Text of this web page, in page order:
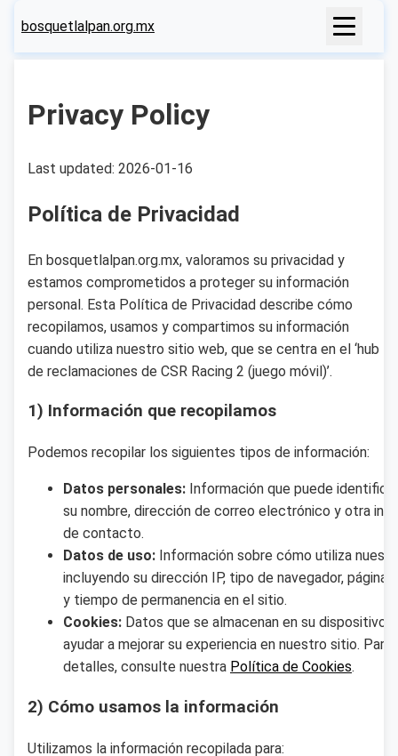
bosquetlalpan.org.mx
Privacy Policy
Last updated: 2026-01-16
Política de Privacidad
En bosquetlalpan.org.mx, valoramos su privacidad y
estamos comprometidos a proteger su información
personal. Esta Política de Privacidad describe cómo
recopilamos, usamos y compartimos su información
cuando utiliza nuestro sitio web, que se centra en el ‘hub
de reclamaciones de CSR Racing 2 (juego móvil)’.
1) Información que recopilamos
Podemos recopilar los siguientes tipos de información:
Datos personales: Información que puede
su nombre, dirección de correo electrónico y otra
de contacto.
Datos de uso: Información sobre cómo utiliza
incluyendo su dirección IP, tipo de navegador,
y tiempo de permanencia en el sitio.
Cookies: Datos que se almacenan en su dispositivo
ayudar a mejorar su experiencia en nuestro sitio. Para
detalles, consulte nuestra Política de Cookies.
2) Cómo usamos la información
Utilizamos la información recopilada para: